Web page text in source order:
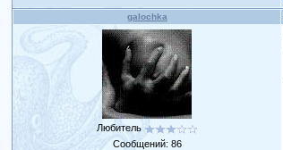
galochka
Любитель
Сообщений: 86